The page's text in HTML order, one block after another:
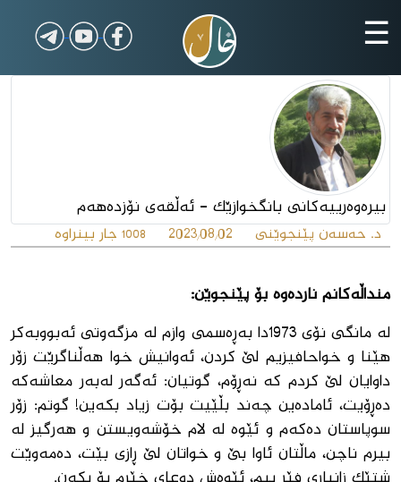
☰
بیرەوەرییەکانى بانگخوازێک - ئەڵقەى نۆزدەهەم
د. حەسەن پێنجوێنى 2023/08/02
1008 جار بینراوە
منداڵەکانم ناردەوە بۆ پێنجوێن:
له ‌مانگی نۆی 1973دا به‌ڕه‌سمی وازم له‌ مزگه‌وتی ئه‌بووبه‌كر
هێنا و خواحافیزیم لێ كردن، ئەوانیش خوا هەڵناگرێت زۆر
داوایان لێ کردم کە نەڕۆم، گوتیان: ئەگەر لەبەر معاشەکە
دەڕۆیت، ئامادەین چەند بڵێیت بۆت زیاد بکەین! گوتم: زۆر
سوپاستان دەکەم و ئێوە لە لام خۆشەویستن و هەرگیز لە
بیرم ناچن، ماڵتان ئاوا بێ و خواتان لێ ڕازی بێت، دەمەوێت